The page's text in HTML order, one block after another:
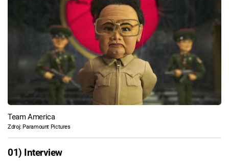
Team America
Zdroj: Paramount Pictures
01) Interview